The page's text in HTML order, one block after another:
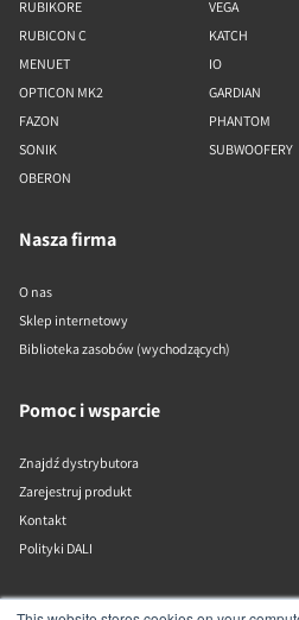
RUBIKORE
RUBICON C
MENUET
OPTICON MK2
FAZON
SONIK
OBERON
VEGA
KATCH
IO
GARDIAN
PHANTOM
SUBWOOFERY
Nasza firma
O nas
Sklep internetowy
Biblioteka zasobów (wychodzących)
Pomoc i wsparcie
Znajdź dystrybutora
Zarejestruj produkt
Kontakt
Polityki DALI
DALI A/S